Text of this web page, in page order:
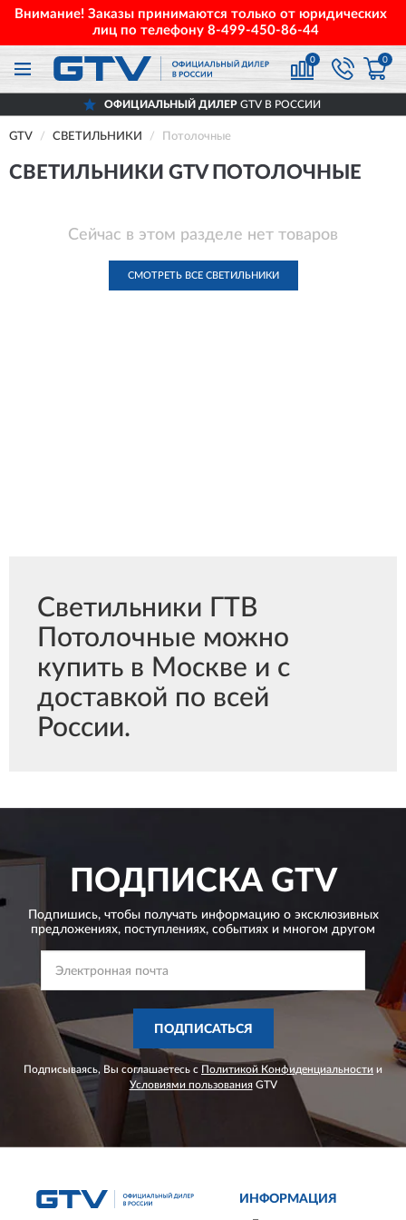
Внимание! Заказы принимаются только от юридических
лиц по телефону 8-499-450-86-44
0 0
ОФИЦИАЛЬНЫЙ ДИЛЕР GTV В РОССИИ
GTV СВЕТИЛЬНИКИ Потолочные
СВЕТИЛЬНИКИ GTV ПОТОЛОЧНЫЕ
Сейчас в этом разделе нет товаров
СМОТРЕТЬ ВСЕ СВЕТИЛЬНИКИ
Светильники ГТВ
Потолочные можно
купить в Москве и с
доставкой по всей
России.
ПОДПИСКАGTV
Подпишись, чтобы получать информацию о эксклюзивных
предложениях, поступлениях, событиях и многом другом
ПОДПИСАТЬСЯ
Подписываясь, Вы соглашаетесь с Политикой Конфиденциальности и
Условиями пользованияGTV
ИНФОРМАЦИЯ